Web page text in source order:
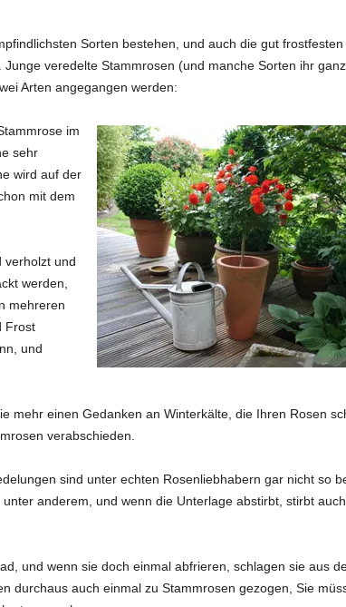
Sorten bestehen, und auch die gut
veredelte Stammrosen (und manche Sorten ihr
Arten angegangen werden:
im
sehr
wird auf der
mit dem
verholzt und
werden,
mehreren
Frost
und
mehr einen Gedanken an Winterkälte, die Ihren Rosen
verabschieden.
sind unter echten Rosenliebhabern gar nicht so
anderem, und wenn die Unterlage abstirbt, stirbt
und wenn sie doch einmal abfrieren, schlagen sie aus
durchaus auch einmal zu Stammrosen gezogen, Sie